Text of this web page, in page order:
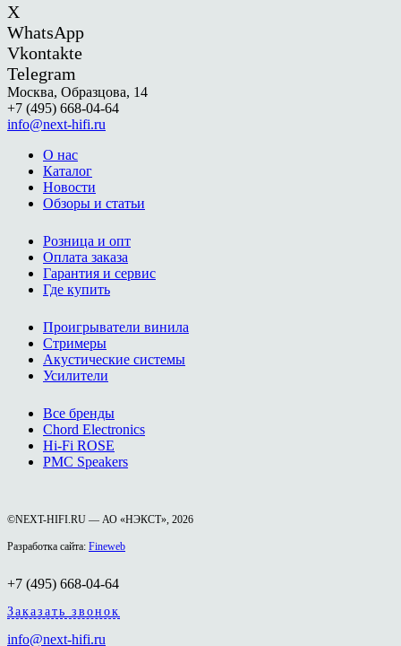
X
WhatsApp
Vkontakte
Telegram
Москва, Образцова, 14
+7 (495) 668-04-64
info@next-hifi.ru
О нас
Каталог
Новости
Обзоры и статьи
Розница и опт
Оплата заказа
Гарантия и сервис
Где купить
Проигрыватели винила
Стримеры
Акустические системы
Усилители
Все бренды
Chord Electronics
Hi-Fi ROSE
PMC Speakers
©NEXT-HIFI.RU — АО «НЭКСТ», 2026
Разработка сайта: Fineweb
+7 (495) 668-04-64
Заказать звонок
info@next-hifi.ru